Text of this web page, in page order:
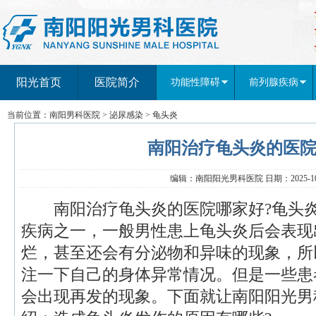
阳光首页 医院简介 功能性障碍 前列腺疾病
当前位置： 南阳男科医院 > 泌尿感染 > 龟头炎
南阳治疗龟头炎的医
编辑：南阳阳光男科医院 日期：2025-
南阳治疗龟头炎的医院哪家好?龟头
疾病之一，一般男性患上龟头炎后会表
烂，甚至还会有分泌物和异味的现象，
注一下自己的身体异常情况。但是一些
会出现再发的现象。下面就让南阳阳光